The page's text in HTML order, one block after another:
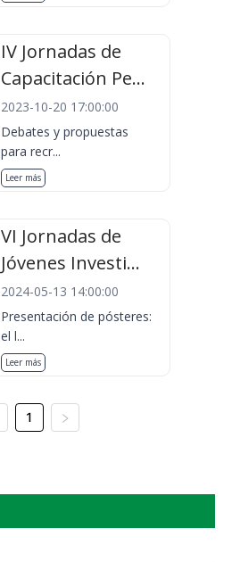
IV Jornadas de
Capacitación Pe...
2023-10-20 17:00:00
Debates y propuestas
para recr...
Leer más
VI Jornadas de
Jóvenes Investi...
2024-05-13 14:00:00
Presentación de pósteres:
el l...
Leer más
1